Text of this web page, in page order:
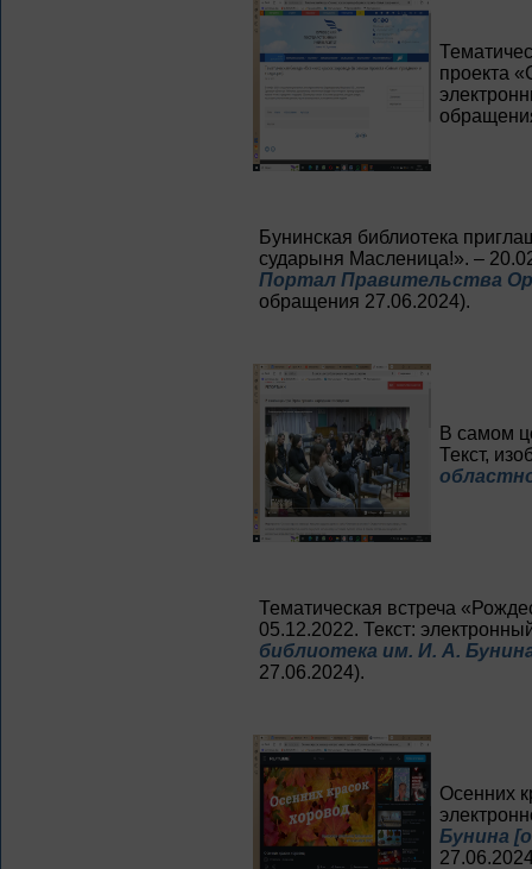
проекта
Бунинская библиотека
сударыня Масленица!». –
Портал Правительства
обращения 27.06.2024).
В самом
Текст,
Тематическая встреча
05.12.2022. Текст:
библиотека им. И. А.
27.06.2024).
Осенних
Бунина